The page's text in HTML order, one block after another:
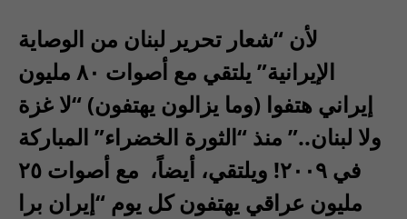
لأن “شعار تحرير لبنان من الوصاية
الإيرانية” يلتقي مع أصوات ٨٠ مليون
إيراني هتفوا (وما يزالون يهتفون) “لا غزة
ولا لبنان..” منذ “الثورة الخضراء” المباركة
في ٢٠٠٩! ويلتقي، أيضاً، مع أصوات ٢٥
مليون عراقي يهتفون كل يوم “إيران برا